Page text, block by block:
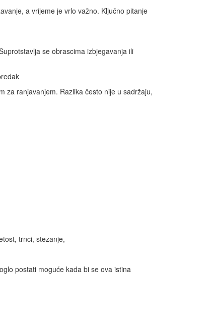
a vrijeme je vrlo važno. Ključno pitanje
se obrascima izbjegavanja ili
za ranjavanjem. Razlika često nije u sadržaju,
trnci, stezanje,
postati moguće kada bi se ova istina